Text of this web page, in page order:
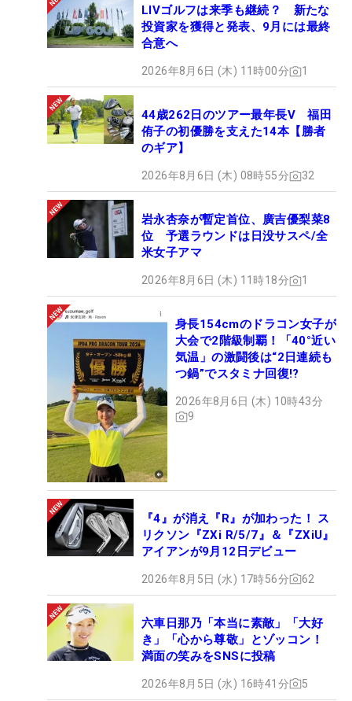
LIVゴルフは来季も継続？ 新たな
投資家を獲得と発表、9月には最終
合意へ
2026年8月6日 (木) 11時00分 1
44歳262日のツアー最年長V 福田
侑子の初優勝を支えた14本【勝者
のギア】
2026年8月6日 (木) 08時55分 32
岩永杏奈が暫定首位、廣吉優梨菜8
位 予選ラウンドは日没サスペ/全
米女子アマ
2026年8月6日 (木) 11時18分 1
身長154cmのドラコン女子が
大会で2階級制覇！「40°近い
気温」の激闘後は“2日連続も
つ鍋”でスタミナ回復!?
2026年8月6日 (木) 10時43分
9
『4』が消え『R』が加わった！ ス
リクソン『ZXi R/5/7』＆『ZXiU』
アイアンが9月12日デビュー
2026年8月5日 (水) 17時56分 62
六車日那乃「本当に素敵」「大好
き」「心から尊敬」とゾッコン！
満面の笑みをSNSに投稿
2026年8月5日 (水) 16時41分 5